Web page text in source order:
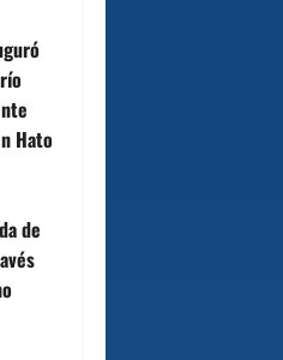
Hato
de